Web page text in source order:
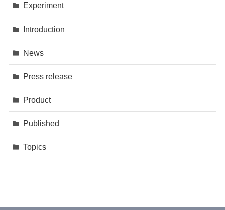
Experiment
Introduction
News
Press release
Product
Published
Topics